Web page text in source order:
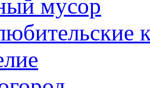
мусор